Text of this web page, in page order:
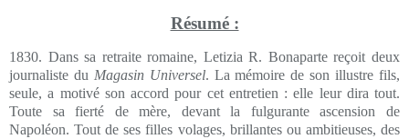
Résumé :
1830. Dans sa retraite romaine, Letizia R. Bonaparte reçoit deux
journaliste du Magasin Universel. La mémoire de son illustre fils,
seule, a motivé son accord pour cet entretien : elle leur dira tout.
Toute sa fierté de mère, devant la fulgurante ascension de
Napoléon. Tout de ses filles volages, brillantes ou ambitieuses, des